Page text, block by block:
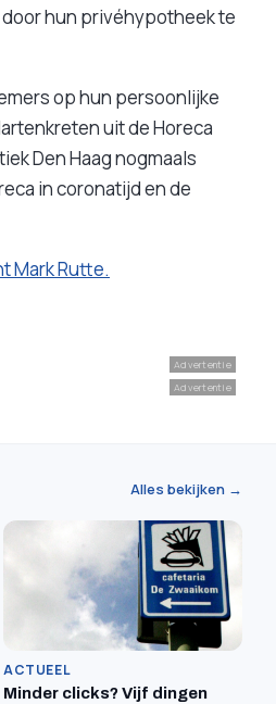
hun privéhypotheek te
op hun persoonlijke
uit de Horeca
Den Haag nogmaals
in coronatijd en de
Mark Rutte.
Advertentie
Advertentie
Alles bekijken →
ACTUEEL
Minder clicks? Vijf dingen